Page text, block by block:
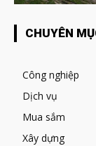
CHUYÊN
Công nghiệp
Dịch vụ
Mua sắm
Xây dựng